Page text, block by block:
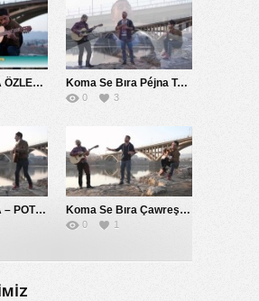
KOMA SE BIRA ÖZLEMİM SANA 2014 Koma Se Bıra Péjna Te Naye
0 3
KOMA SE BIRA – POTPORİ 2014 Koma Se Bıra Çawreşamın
0 1